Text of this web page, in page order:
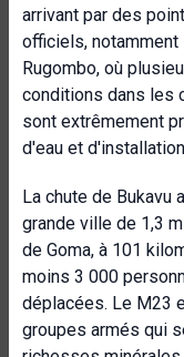
arrivant par des
officiels,
Rugombo, où
conditions dans les
sont extrêmement
d'eau et
La chute de Bukavu
grande ville de 1,3
de Goma, à 101
moins 3 000
déplacées. Le M23
groupes armés qui